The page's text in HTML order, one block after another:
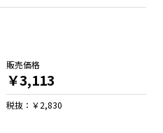
販売価格
￥3,113
税抜：￥2,830